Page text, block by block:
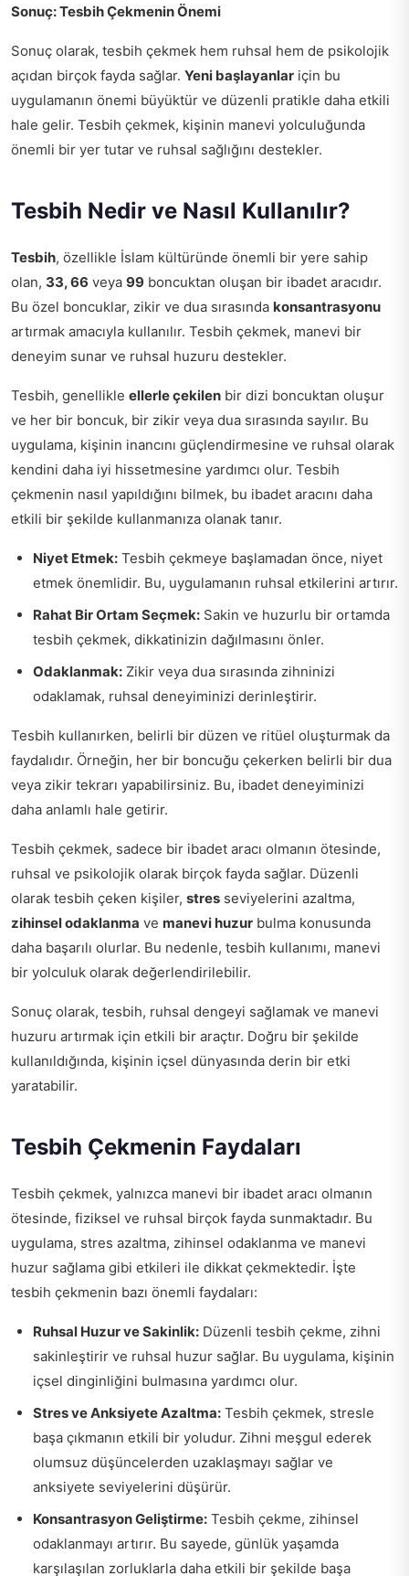
Sonuç: Tesbih Çekmenin Önemi
Sonuç olarak, tesbih çekmek hem ruhsal hem de psikolojik
açıdan birçok fayda sağlar. Yeni başlayanlar için bu
uygulamanın önemi büyüktür ve düzenli pratikle daha etkili
hale gelir. Tesbih çekmek, kişinin manevi yolculuğunda
önemli bir yer tutar ve ruhsal sağlığını destekler.
Tesbih Nedir ve Nasıl Kullanılır?
Tesbih, özellikle İslam kültüründe önemli bir yere sahip
olan, 33, 66 veya 99 boncuktan oluşan bir ibadet aracıdır.
Bu özel boncuklar, zikir ve dua sırasında konsantrasyonu
artırmak amacıyla kullanılır. Tesbih çekmek, manevi bir
deneyim sunar ve ruhsal huzuru destekler.
Tesbih, genellikle ellerle çekilen bir dizi boncuktan oluşur
ve her bir boncuk, bir zikir veya dua sırasında sayılır. Bu
uygulama, kişinin inancını güçlendirmesine ve ruhsal olarak
kendini daha iyi hissetmesine yardımcı olur. Tesbih
çekmenin nasıl yapıldığını bilmek, bu ibadet aracını daha
etkili bir şekilde kullanmanıza olanak tanır.
Niyet Etmek: Tesbih çekmeye başlamadan önce, niyet
etmek önemlidir. Bu, uygulamanın ruhsal etkilerini artırır.
Rahat Bir Ortam Seçmek: Sakin ve huzurlu bir ortamda
tesbih çekmek, dikkatinizin dağılmasını önler.
Odaklanmak: Zikir veya dua sırasında zihninizi
odaklamak, ruhsal deneyiminizi derinleştirir.
Tesbih kullanırken, belirli bir düzen ve ritüel oluşturmak da
faydalıdır. Örneğin, her bir boncuğu çekerken belirli bir dua
veya zikir tekrarı yapabilirsiniz. Bu, ibadet deneyiminizi
daha anlamlı hale getirir.
Tesbih çekmek, sadece bir ibadet aracı olmanın ötesinde,
ruhsal ve psikolojik olarak birçok fayda sağlar. Düzenli
olarak tesbih çeken kişiler, stres seviyelerini azaltma,
zihinsel odaklanma ve manevi huzur bulma konusunda
daha başarılı olurlar. Bu nedenle, tesbih kullanımı, manevi
bir yolculuk olarak değerlendirilebilir.
Sonuç olarak, tesbih, ruhsal dengeyi sağlamak ve manevi
huzuru artırmak için etkili bir araçtır. Doğru bir şekilde
kullanıldığında, kişinin içsel dünyasında derin bir etki
yaratabilir.
Tesbih Çekmenin Faydaları
Tesbih çekmek, yalnızca manevi bir ibadet aracı olmanın
ötesinde, fiziksel ve ruhsal birçok fayda sunmaktadır. Bu
uygulama, stres azaltma, zihinsel odaklanma ve manevi
huzur sağlama gibi etkileri ile dikkat çekmektedir. İşte
tesbih çekmenin bazı önemli faydaları:
Ruhsal Huzur ve Sakinlik: Düzenli tesbih çekme, zihni
sakinleştirir ve ruhsal huzur sağlar. Bu uygulama, kişinin
içsel dinginliğini bulmasına yardımcı olur.
Stres ve Anksiyete Azaltma: Tesbih çekmek, stresle
başa çıkmanın etkili bir yoludur. Zihni meşgul ederek
olumsuz düşüncelerden uzaklaşmayı sağlar ve
anksiyete seviyelerini düşürür.
Konsantrasyon Geliştirme: Tesbih çekme, zihinsel
odaklanmayı artırır. Bu sayede, günlük yaşamda
karşılaşılan zorluklarla daha etkili bir şekilde başa